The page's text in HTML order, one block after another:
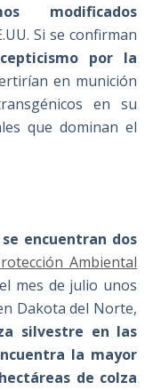
modificados
Si se confirman
por la
en munición
en su
que dominan el
encuentran dos
Ambiental
mes de julio unos
Dakota del Norte,
silvestre en las
la mayor
de colza